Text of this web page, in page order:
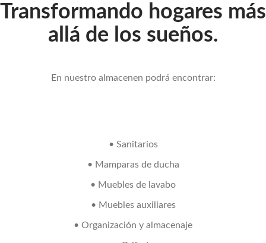
Transformando hogares más
allá de los sueños.
En nuestro almacenen podrá encontrar:
• Sanitarios
• Mamparas de ducha
• Muebles de lavabo
• Muebles auxiliares
• Organización y almacenaje